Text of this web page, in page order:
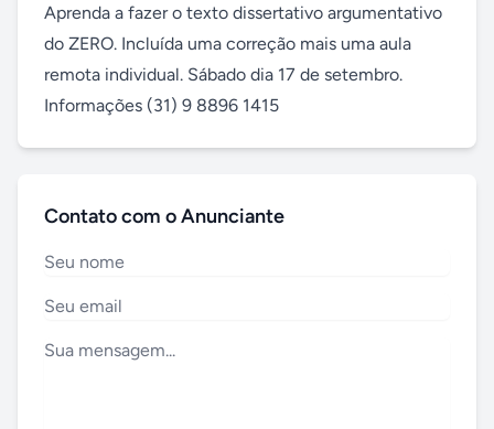
Aprenda a fazer o texto dissertativo argumentativo
do ZERO. Incluída uma correção mais uma aula
remota individual. Sábado dia 17 de setembro.
Informações (31) 9 8896 1415
Contato com o Anunciante